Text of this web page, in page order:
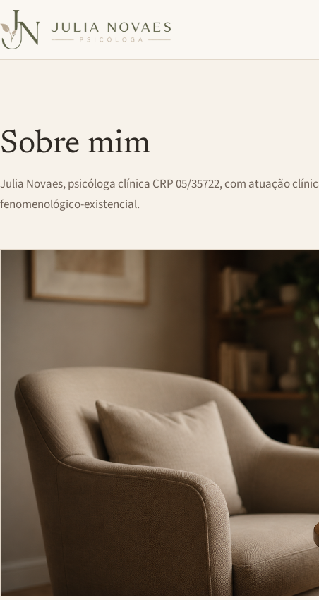
Sobre mim
Julia Novaes, psicóloga clínica CRP 05/35722, com atuação
fenomenológico-existencial.